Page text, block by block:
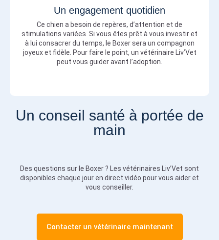
Un engagement quotidien
Ce chien a besoin de repères, d’attention et de
stimulations variées. Si vous êtes prêt à vous investir et
à lui consacrer du temps, le Boxer sera un compagnon
joyeux et fidèle. Pour faire le point, un vétérinaire Liv’Vet
peut vous guider avant l’adoption.
Un conseil santé à portée de
main
Des questions sur le Boxer ? Les vétérinaires Liv’Vet sont
disponibles chaque jour en direct vidéo pour vous aider et
vous conseiller.
Contacter un vétérinaire maintenant